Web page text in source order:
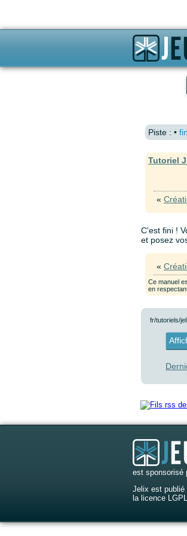
Piste : • fin
Tutoriel
«
C'est fini !
et posez
«
Ce manuel
en
fr/tutoriels/
est sponsorisé
Jelix est publié
la licence LGPL